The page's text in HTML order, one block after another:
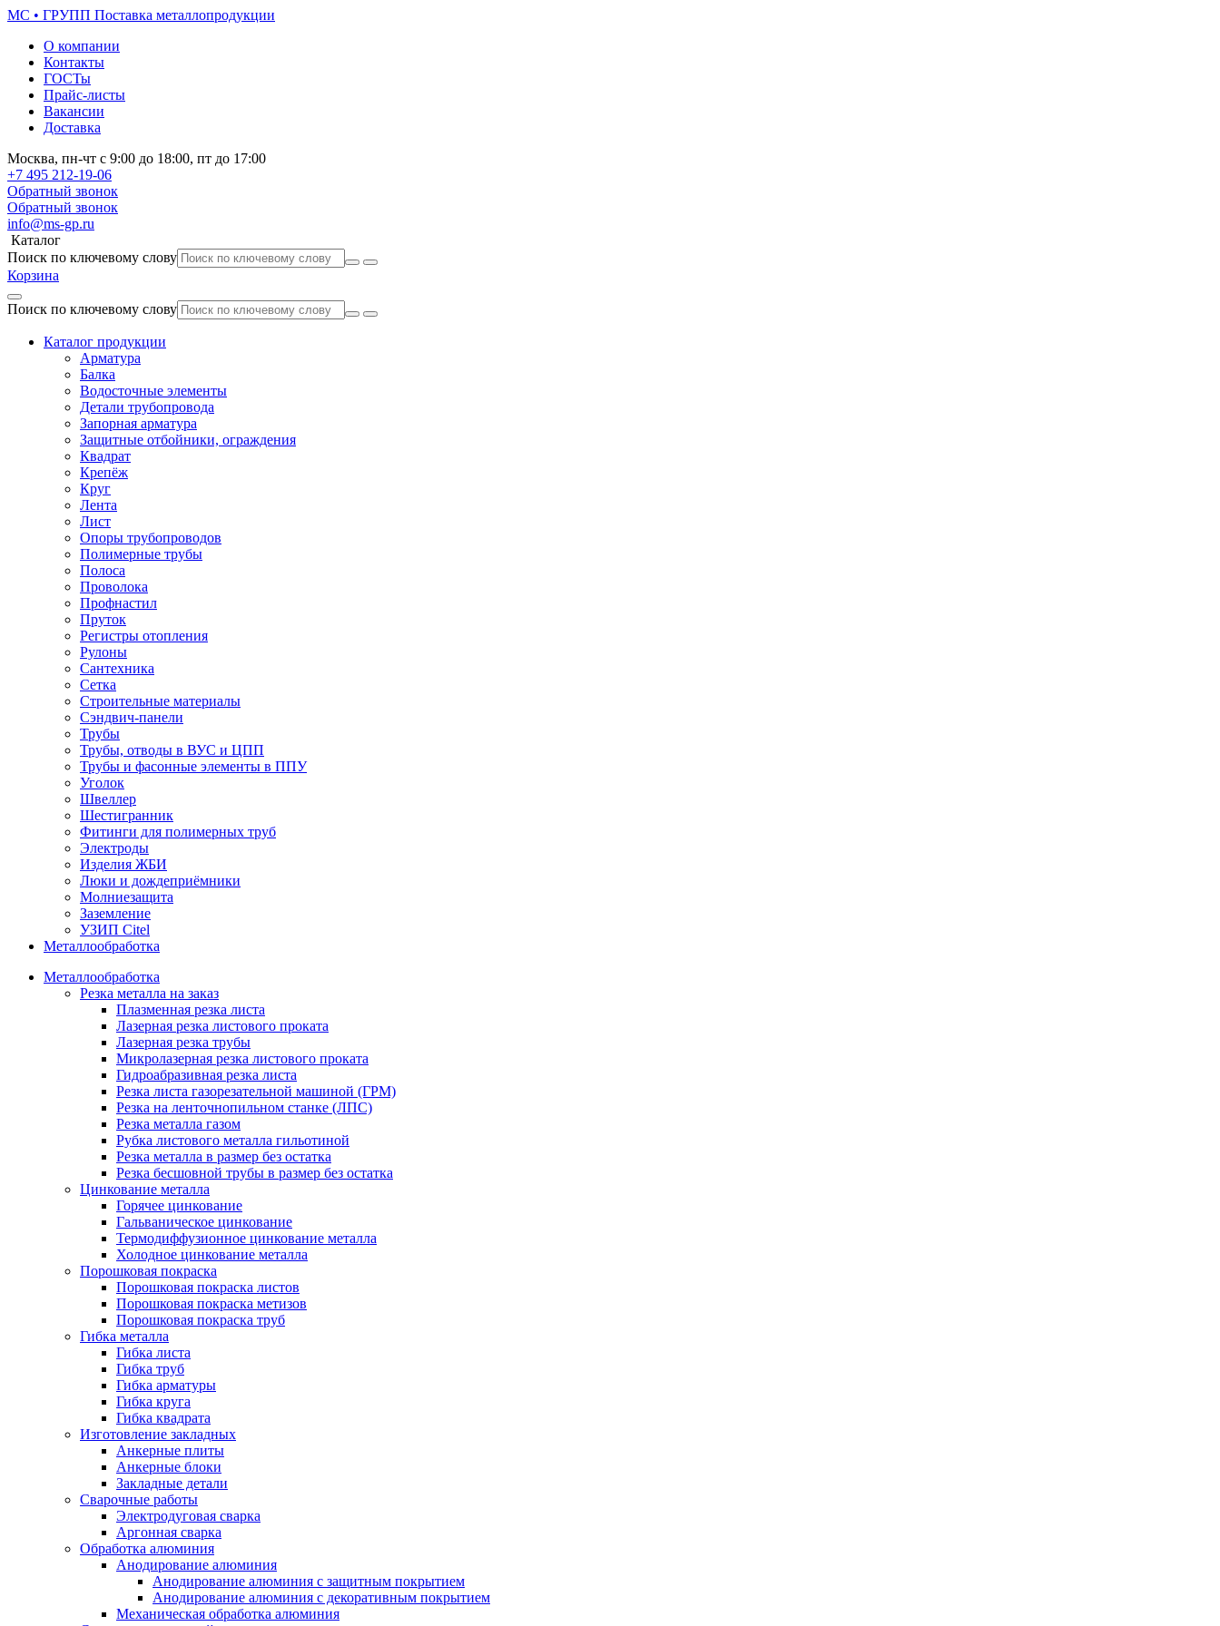
МС • ГРУПП Поставка металлопродукции
О компании
Контакты
ГОСТы
Прайс-листы
Вакансии
Доставка
Москва, пн-чт с 9:00 до 18:00, пт до 17:00
+7 495 212-19-06
Обратный звонок
Обратный звонок
info@ms-gp.ru
Каталог
Поиск по ключевому слову
Корзина
Поиск по ключевому слову
Каталог продукции
Арматура
Балка
Водосточные элементы
Детали трубопровода
Запорная арматура
Защитные отбойники, ограждения
Квадрат
Крепёж
Круг
Лента
Лист
Опоры трубопроводов
Полимерные трубы
Полоса
Проволока
Профнастил
Пруток
Регистры отопления
Рулоны
Сантехника
Сетка
Строительные материалы
Сэндвич-панели
Трубы
Трубы, отводы в ВУС и ЦПП
Трубы и фасонные элементы в ППУ
Уголок
Швеллер
Шестигранник
Фитинги для полимерных труб
Электроды
Изделия ЖБИ
Люки и дождеприёмники
Молниезащита
Заземление
УЗИП Citel
Металлообработка
Металлообработка
Резка металла на заказ
Плазменная резка листа
Лазерная резка листового проката
Лазерная резка трубы
Микролазерная резка листового проката
Гидроабразивная резка листа
Резка листа газорезательной машиной (ГРМ)
Резка на ленточнопильном станке (ЛПС)
Резка металла газом
Рубка листового металла гильотиной
Резка металла в размер без остатка
Резка бесшовной трубы в размер без остатка
Цинкование металла
Горячее цинкование
Гальваническое цинкование
Термодиффузионное цинкование металла
Холодное цинкование металла
Порошковая покраска
Порошковая покраска листов
Порошковая покраска метизов
Порошковая покраска труб
Гибка металла
Гибка листа
Гибка труб
Гибка арматуры
Гибка круга
Гибка квадрата
Изготовление закладных
Анкерные плиты
Анкерные блоки
Закладные детали
Сварочные работы
Электродуговая сварка
Аргонная сварка
Обработка алюминия
Анодирование алюминия
Анодирование алюминия с защитным покрытием
Анодирование алюминия с декоративным покрытием
Механическая обработка алюминия